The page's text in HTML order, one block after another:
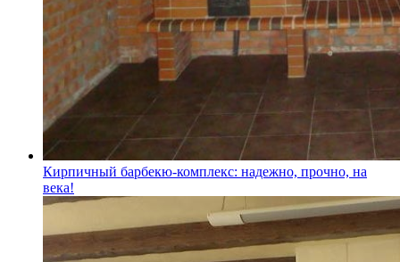
Кирпичный барбекю-комплекс: надежно, прочно, на
века!